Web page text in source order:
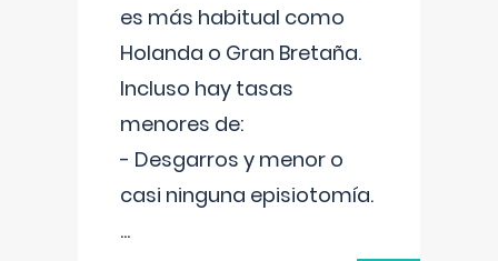
es más habitual como
Holanda o Gran Bretaña.
Incluso hay tasas
menores de:
- Desgarros y menor o
casi ninguna episiotomía.
...